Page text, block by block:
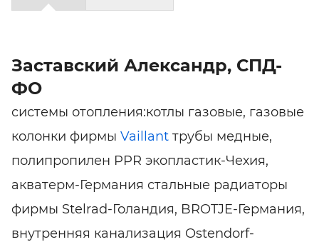
Заставский Александр, СПД-
ФО
системы отопления:котлы газовые, газовые
колонки фирмы Vaillant трубы медные,
полипропилен PPR экопластик-Чехия,
акватерм-Германия стальные радиаторы
фирмы Stelrad-Голандия, BROTJE-Германия,
внутренняя канализация Ostendorf-